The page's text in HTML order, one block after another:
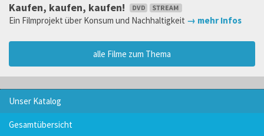
Kaufen, kaufen, kaufen!
Ein Filmprojekt über Konsum und Nachhaltigkeit → mehr Infos
alle Filme zum Thema
Unser Katalog
Gesamtübersicht